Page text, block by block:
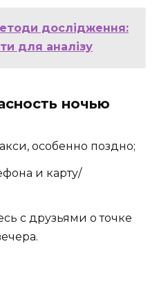
дослідження:
для аналізу
ночью
особенно поздно;
и карту/
с друзьями о точке